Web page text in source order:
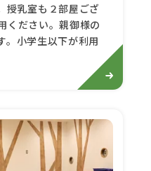
授乳室も２部屋ござ
ください。親御様の
。小学生以下が利用